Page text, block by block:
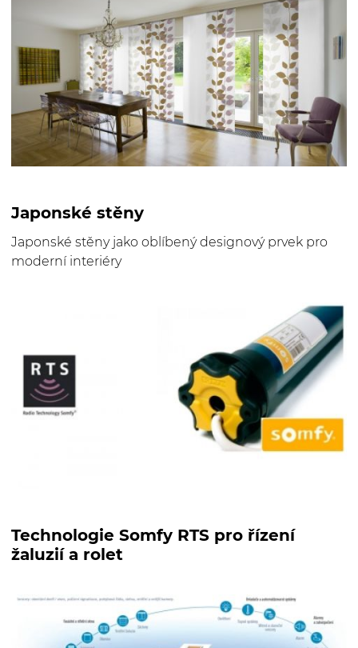
Japonské stěny
Japonské stěny jako oblíbený designový prvek pro
moderní interiéry
Technologie Somfy RTS pro řízení
žaluzií a rolet